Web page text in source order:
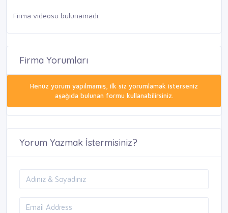
Firma videosu bulunamadı.
Firma Yorumları
Henüz yorum yapılmamış, ilk siz yorumlamak isterseniz
aşağıda bulunan formu kullanabilirsiniz.
Yorum Yazmak İstermisiniz?